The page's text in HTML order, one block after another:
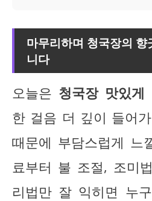
마무리하며 청국장의
니다
오늘은 청국장 맛있게
한 걸음 더 깊이 들어
때문에 부담스럽게 느
료부터 불 조절, 조미
리법만 잘 익히면 누